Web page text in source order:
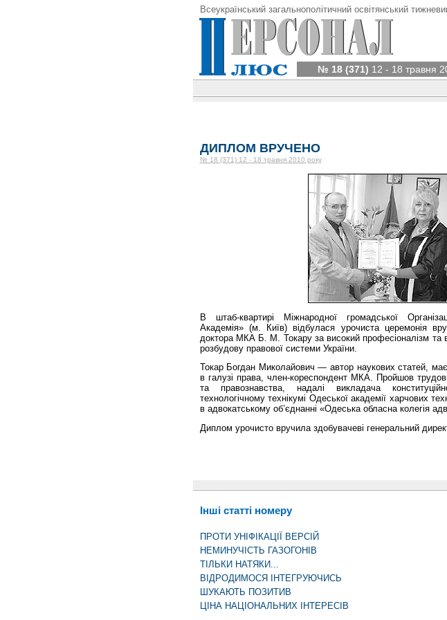
Всеукраїнський загальнополітичний освітянський
№ 18 (371) 12 - 18 травня
ДИПЛОМ ВРУЧЕНО
№ 18 (371) 12 - 18 травня 2010 року
В штаб-квартирі Міжнародної громадської
Академія» (м. Київ) відбулася урочиста церемонія
доктора МКА Б. М. Токару за високий професіоналізм та
розбудову правової системи України.
Токар Богдан Миколайович — автор наукових статей, має
в галузі права, член-кореспондент МКА. Пройшов
та правознавства, надалі викладача
технологічному технікумі Одеської академії харчових
в адвокатському об’єднанні «Одеська обласна колегія
Диплом урочисто вручила здобувачеві генеральний
Інші статті номеру
ПРОТИ УНІФІКАЦІЇ ВЕРСІЙ
НЕМИНУЧІСТЬ ГАЗОГОНІВ
ТІЛЬКИ НАТЯКИ...
ВІДРОДИМОСЯ ІНТЕГРУЮЧИСЬ
ШУКАЮТЬ ПОЗИТИВ
ЦІНА НАЦІОНАЛЬНИХ ІНТЕРЕСІВ